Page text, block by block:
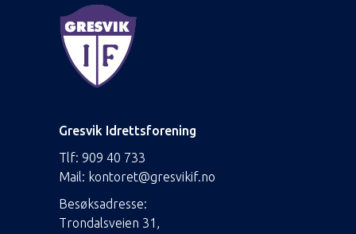
Gresvik Idrettsforening
Tlf: 909 40 733
Mail: kontoret@gresvikif.no
Besøksadresse:
Trondalsveien 31,